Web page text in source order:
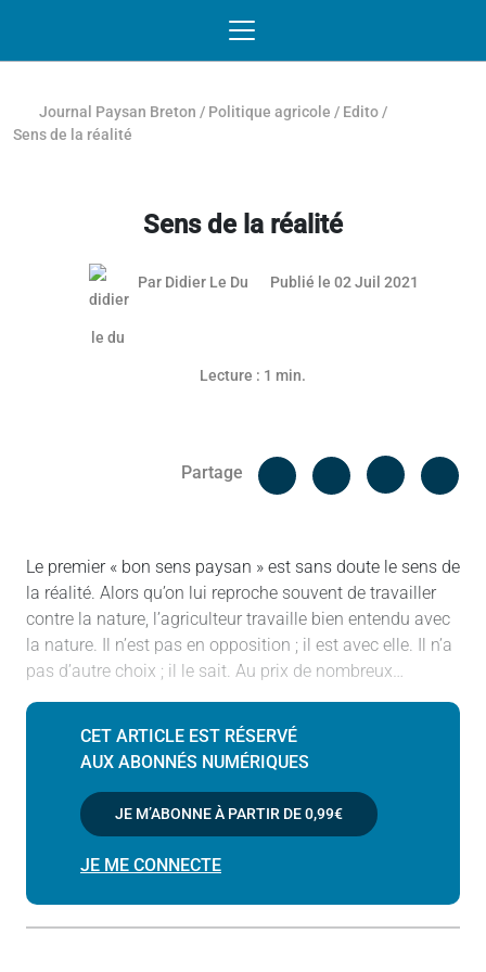
Journal Paysan Breton / Politique agricole / Edito /
Sens de la réalité
Sens de la réalité
Article réservé aux abonnés
Par Didier Le Du Publié le 02 Juil 2021
Lecture : 1 min.
Partage
Facebook
Le premier « bon sens paysan » est sans doute le sens de
la réalité. Alors qu’on lui reproche souvent de travailler
contre la nature, l’agriculteur travaille bien entendu avec
la nature. Il n’est pas en opposition ; il est avec elle. Il n’a
pas d’autre choix ; il le sait. Au prix de nombreux…
CET ARTICLE EST RÉSERVÉ
AUX ABONNÉS NUMÉRIQUES
JE M’ABONNE À PARTIR DE0,99€
JE ME CONNECTE